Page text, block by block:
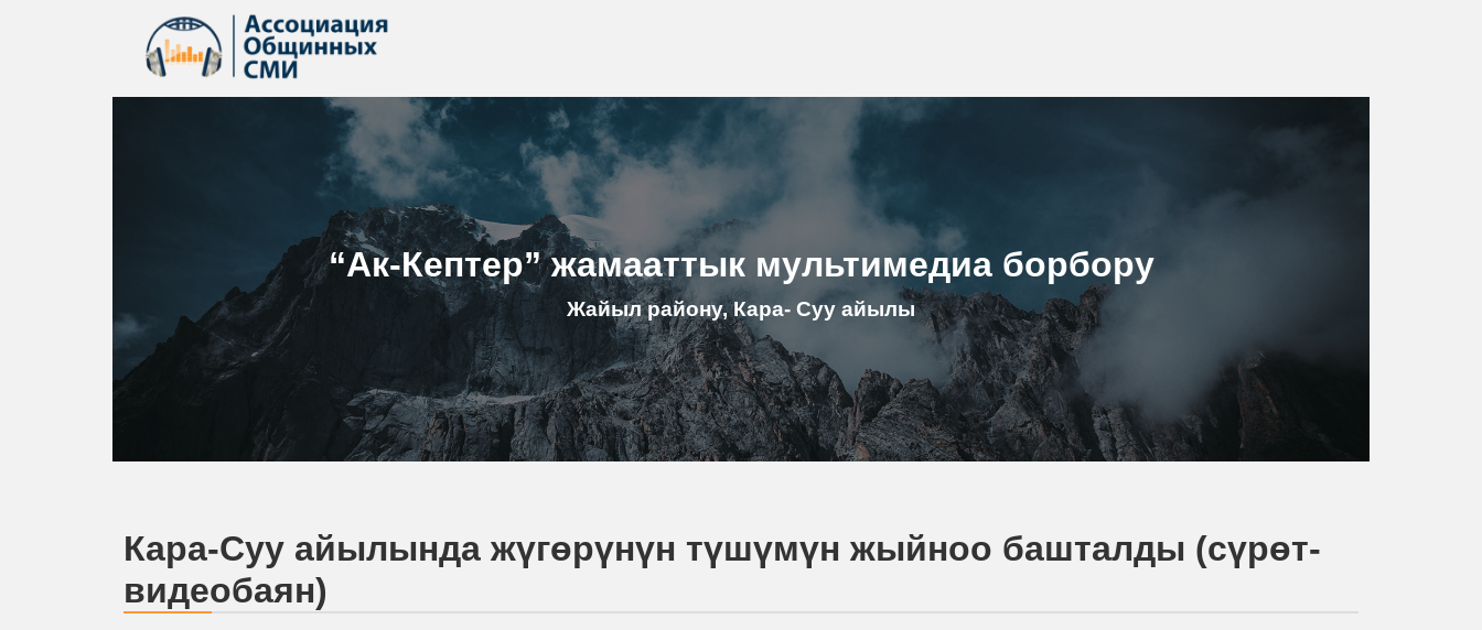
“Ак-Кептер” жамааттык мультимедиа борбору
Жайыл району, Кара- Суу айылы
Кара-Суу айылында жүгөрүнүн түшүмүн жыйноо башталды (сүрөт-
видеобаян)